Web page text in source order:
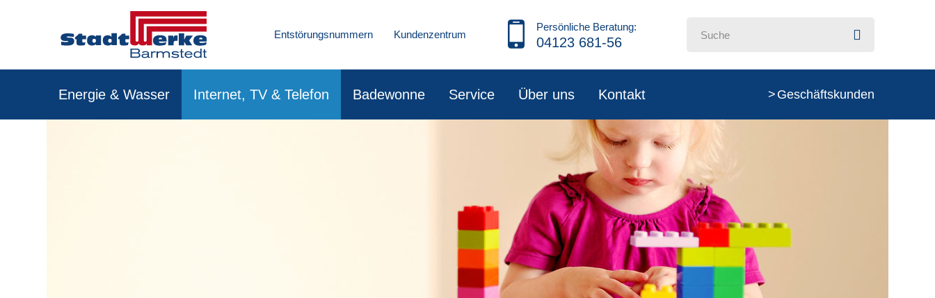
Entstörungsnummern Kundenzentrum
Persönliche Beratung:
04123 681-56
Energie & Wasser Internet, TV & Telefon Badewonne Service Über uns Kontakt Geschäftskunden